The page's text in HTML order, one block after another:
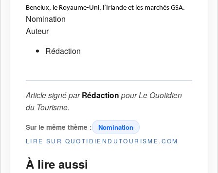
Benelux, le Royaume-Uni, l’Irlande et les marchés GSA.
Nomination
Auteur
Rédaction
Article signé parRédaction pourLe Quotidien
du Tourisme.
Sur le même thème : Nomination
LIRE SUR QUOTIDIENDUTOURISME.COM
À lire aussi